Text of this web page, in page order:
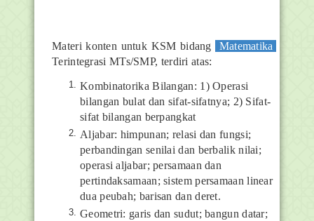
Materi konten untuk KSM bidang
Matematika
Terintegrasi MTs/SMP, terdiri atas:
Kombinatorika Bilangan: 1) Operasi
bilangan bulat dan sifat-sifatnya; 2) Sifat-
sifat bilangan berpangkat
Aljabar: himpunan; relasi dan fungsi;
perbandingan senilai dan berbalik nilai;
operasi aljabar; persamaan dan
pertindaksamaan; sistem persamaan linear
dua peubah; barisan dan deret.
Geometri: garis dan sudut; bangun datar;